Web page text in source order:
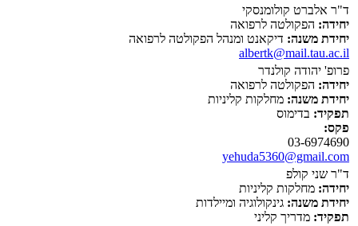
ד"ר אלברט קולומנסקי
יחידה: הפקולטה לרפואה
יחידת משנה: דיקאנט ומנהל הפקולטה לרפואה
albertk@mail.tau.ac.il
פרופ' יהודה קולנדר
יחידה: הפקולטה לרפואה
יחידת משנה: מחלקות קליניות
תפקיד: בדימוס
פקס:
03-6974690
yehuda5360@gmail.com
ד"ר שני קולפ
יחידה: מחלקות קליניות
יחידת משנה: גינקולוגיה ומיילדות
תפקיד: מדריך קליני